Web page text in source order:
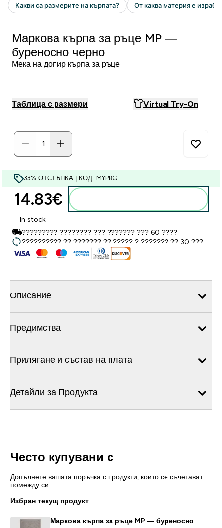
Маркова кърпа за ръце MP —
буреносно черно
Мека на допир кърпа за ръце
Таблица с размери Virtual Try-On
33% ОТСТЪПКА | КОД: MYPBG
14.83€‎
In stock
????????? ???????? ??? ??????? ??? 60 ????
?????????? ?? ??????? ?? ????? ? ??????? ?? 30 ???
Описание
Предимства
Прилягане и състав на плата
Детайли за Продукта
Често купувани с
Допълнете вашата поръчка с продукти, които се съчетават
помежду си
Избран текущ продукт
Маркова кърпа за ръце MP — буреносно